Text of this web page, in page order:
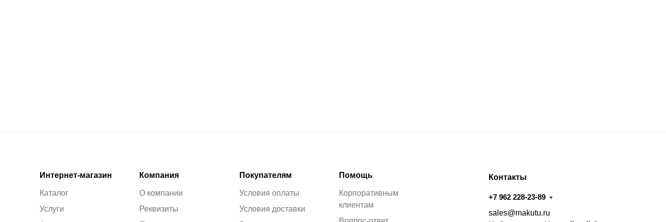
Интернет-магазин
Каталог
Услуги
Компания
О компании
Реквизиты
Покупателям
Условия оплаты
Условия доставки
Помощь
Корпоративным
клиентам
Контакты
+7 962 228-23-89
sales@makutu.ru